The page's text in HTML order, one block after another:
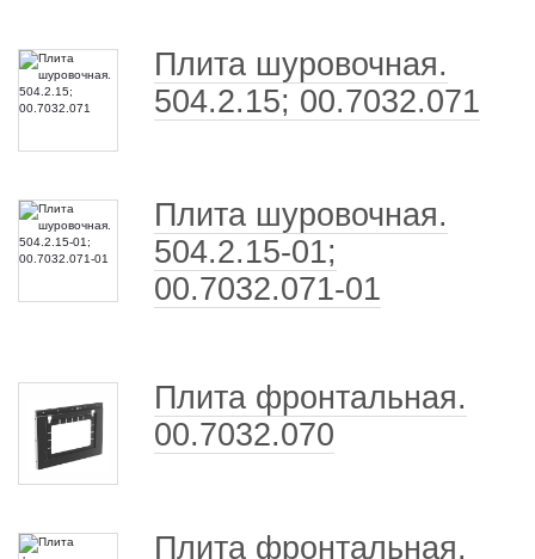
Плита шуровочная.
504.2.15; 00.7032.071
Плита шуровочная.
504.2.15-01;
00.7032.071-01
Плита фронтальная.
00.7032.070
Плита фронтальная.